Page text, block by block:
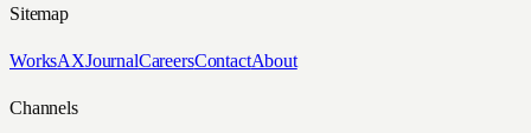
Sitemap
WorksAXJournalCareersContactAbout
Channels